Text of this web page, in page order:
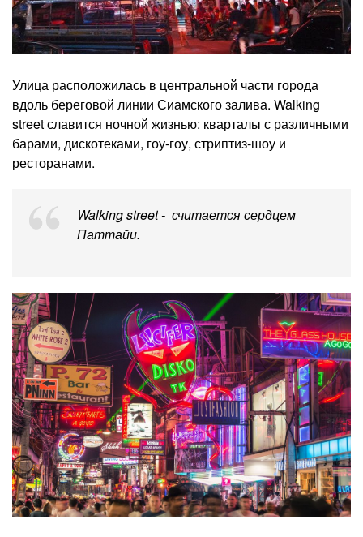
Улица расположилась в центральной части города
вдоль береговой линии Сиамского залива. Walking
street славится ночной жизнью: кварталы с различными
барами, дискотеками, гоу-гоу, стриптиз-шоу и
ресторанами.
Walking street - считается сердцем
Паттайи.